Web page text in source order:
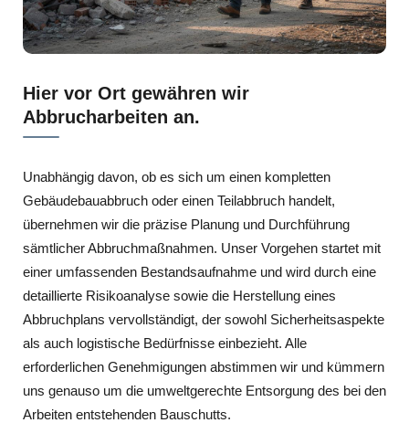
Hier vor Ort gewähren wir
Abbrucharbeiten an.
Unabhängig davon, ob es sich um einen kompletten
Gebäudebauabbruch oder einen Teilabbruch handelt,
übernehmen wir die präzise Planung und Durchführung
sämtlicher Abbruchmaßnahmen. Unser Vorgehen startet mit
einer umfassenden Bestandsaufnahme und wird durch eine
detaillierte Risikoanalyse sowie die Herstellung eines
Abbruchplans vervollständigt, der sowohl Sicherheitsaspekte
als auch logistische Bedürfnisse einbezieht. Alle
erforderlichen Genehmigungen abstimmen wir und kümmern
uns genauso um die umweltgerechte Entsorgung des bei den
Arbeiten entstehenden Bauschutts.